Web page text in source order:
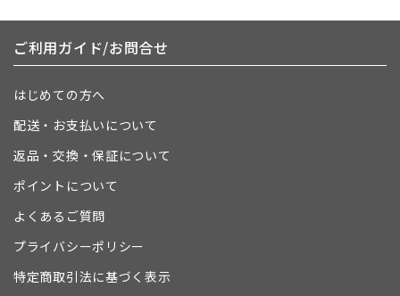
ご利用ガイド/お問合せ
はじめての方へ
配送・お支払いについて
返品・交換・保証について
ポイントについて
よくあるご質問
プライバシーポリシー
特定商取引法に基づく表示